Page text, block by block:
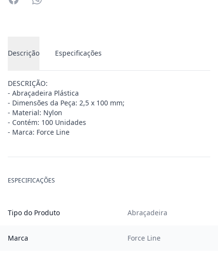
Compartilhar no Whatsapp
Descrição Especificações
DESCRIÇÃO:
- Abraçadeira Plástica
- Dimensões da Peça: 2,5 x 100 mm;
- Material: Nylon
- Contém: 100 Unidades
- Marca: Force Line
ESPECIFICAÇÕES
Tipo do Produto Abraçadeira
Marca Force Line